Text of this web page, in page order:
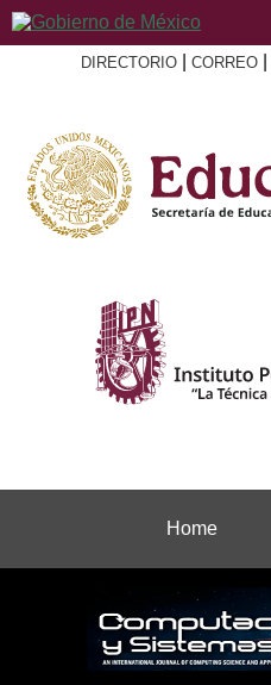
DIRECTORIO CORREO
Home